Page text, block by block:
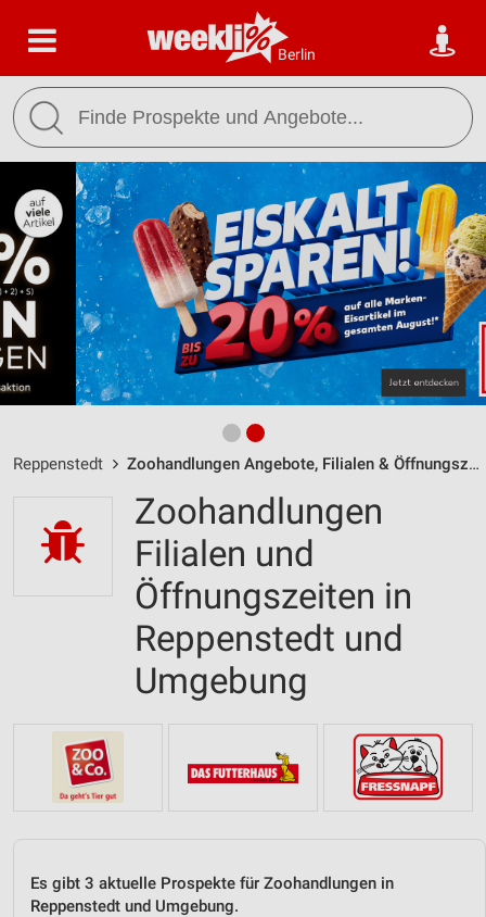
Berlin
Reppenstedt Zoohandlungen Angebote, Filialen & Öffnungszeiten
Zoohandlungen
Filialen und
Öffnungszeiten in
Reppenstedt und
Umgebung
Es gibt 3 aktuelle Prospekte für Zoohandlungen in
Reppenstedt und Umgebung.